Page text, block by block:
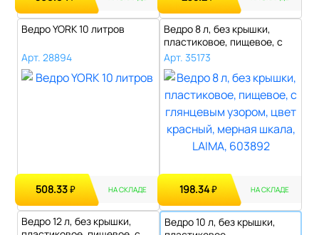
Ведро YORK 10 литров
Арт. 28894
508.33₽ НА СКЛАДЕ
Ведро 8 л, без крышки,
пластиковое, пищевое, с
глянцевы..
Арт. 35173
198.34₽ НА СКЛАДЕ
Ведро 12 л, без крышки,
Ведро 10 л, без крышки,